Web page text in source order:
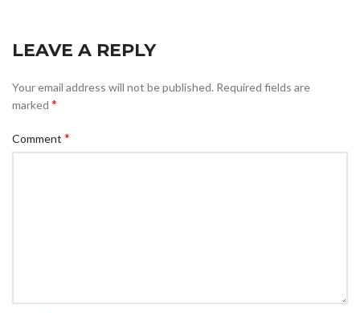
LEAVE A REPLY
Your email address will not be published. Required fields are
marked *
Comment *